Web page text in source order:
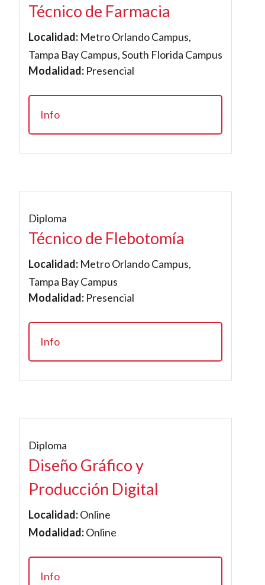
Técnico de Farmacia
Localidad: Metro Orlando Campus,
Tampa Bay Campus, South Florida Campus
Modalidad: Presencial
Info
Diploma
Técnico de Flebotomía
Localidad: Metro Orlando Campus,
Tampa Bay Campus
Modalidad: Presencial
Info
Diploma
Diseño Gráfico y
Producción Digital
Localidad:Online
Modalidad:Online
Info